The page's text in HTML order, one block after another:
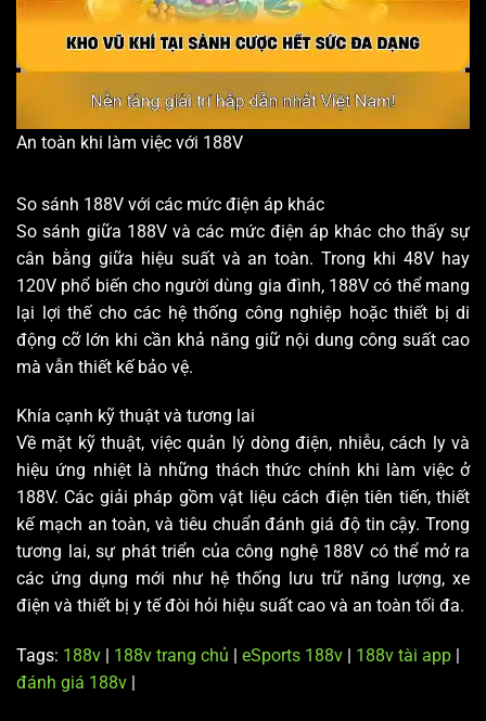
An toàn khi làm việc với 188V
So sánh 188V với các mức điện áp khác
So sánh giữa 188V và các mức điện áp khác cho thấy sự
cân bằng giữa hiệu suất và an toàn. Trong khi 48V hay
120V phổ biến cho người dùng gia đình, 188V có thể mang
lại lợi thế cho các hệ thống công nghiệp hoặc thiết bị di
động cỡ lớn khi cần khả năng giữ nội dung công suất cao
mà vẫn thiết kế bảo vệ.
Khía cạnh kỹ thuật và tương lai
Về mặt kỹ thuật, việc quản lý dòng điện, nhiễu, cách ly và
hiệu ứng nhiệt là những thách thức chính khi làm việc ở
188V. Các giải pháp gồm vật liệu cách điện tiên tiến, thiết
kế mạch an toàn, và tiêu chuẩn đánh giá độ tin cậy. Trong
tương lai, sự phát triển của công nghệ 188V có thể mở ra
các ứng dụng mới như hệ thống lưu trữ năng lượng, xe
điện và thiết bị y tế đòi hỏi hiệu suất cao và an toàn tối đa.
Tags: 188v 188v trang chủ eSports 188v 188v tài app
đánh giá 188v